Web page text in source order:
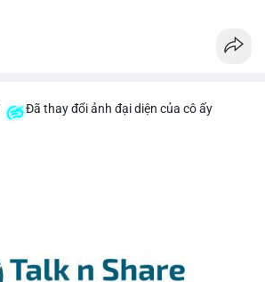
Đã thay đổi ảnh đại diện của cô ấy